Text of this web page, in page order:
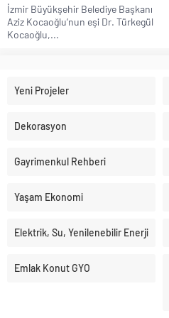
İzmir Büyükşehir Belediye Başkanı
Aziz Kocaoğlu’nun eşi Dr. Türkegül
Kocaoğlu,...
Yeni Projeler
Dekorasyon
Gayrimenkul Rehberi
Yaşam Ekonomi
Elektrik, Su, Yenilenebilir Enerji
Emlak Konut GYO